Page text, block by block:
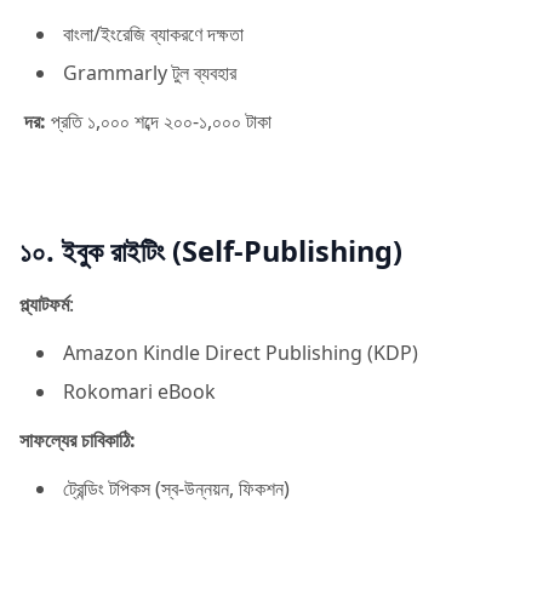
বাংলা/ইংরেজি ব্যাকরণে দক্ষতা
Grammarly টুল ব্যবহার
দর: প্রতি ১,০০০ শব্দে ২০০-১,০০০ টাকা
১০. ইবুক রাইটিং (Self-Publishing)
প্ল্যাটফর্ম:
Amazon Kindle Direct Publishing (KDP)
Rokomari eBook
সাফল্যের চাবিকাঠি:
ট্রেন্ডিং টপিকস (স্ব-উন্নয়ন, ফিকশন)